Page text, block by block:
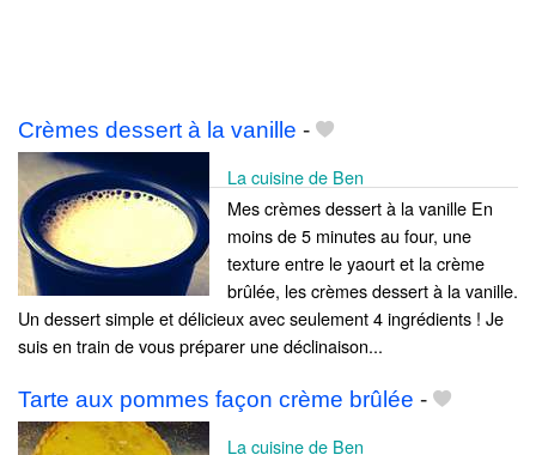
Crèmes dessert à la vanille -
La cuisine de Ben
Mes crèmes dessert à la vanille En
moins de 5 minutes au four, une
texture entre le yaourt et la crème
brûlée, les crèmes dessert à la vanille.
Un dessert simple et délicieux avec seulement 4 ingrédients ! Je
suis en train de vous préparer une déclinaison...
Tarte aux pommes façon crème brûlée -
La cuisine de Ben